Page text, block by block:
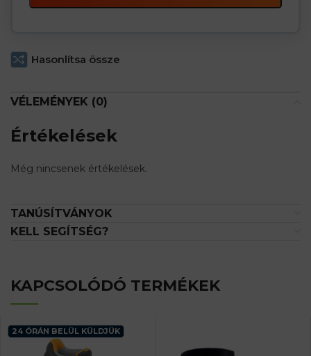
Hasonlítsa össze
VÉLEMÉNYEK (0)
Értékelések
Még nincsenek értékelések.
TANÚSÍTVÁNYOK
KELL SEGÍTSÉG?
KAPCSOLÓDÓ TERMÉKEK
24 ÓRÁN BELÜL KÜLDJÜK